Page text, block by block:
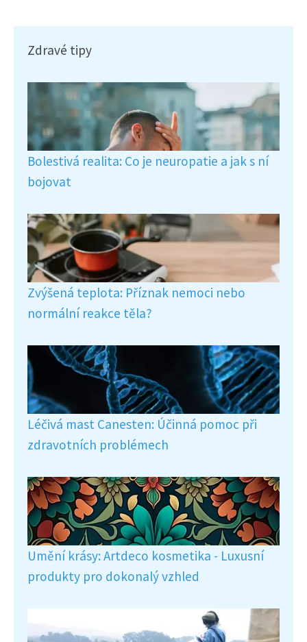
Zdravé tipy
Bolestivá realita: Co je neuropatie a jak s ní
bojovat
Zvýšená teplota: Příznak nemoci nebo
normální reakce těla?
Léčivá mast Canesten: Účinná pomoc při
zdravotních problémech
Umění krásy: Artdeco kosmetika - Luxusní
produkty pro dokonalý vzhled